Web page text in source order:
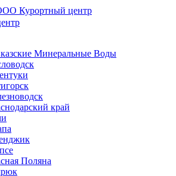
Минеральные Воды
край
Поляна